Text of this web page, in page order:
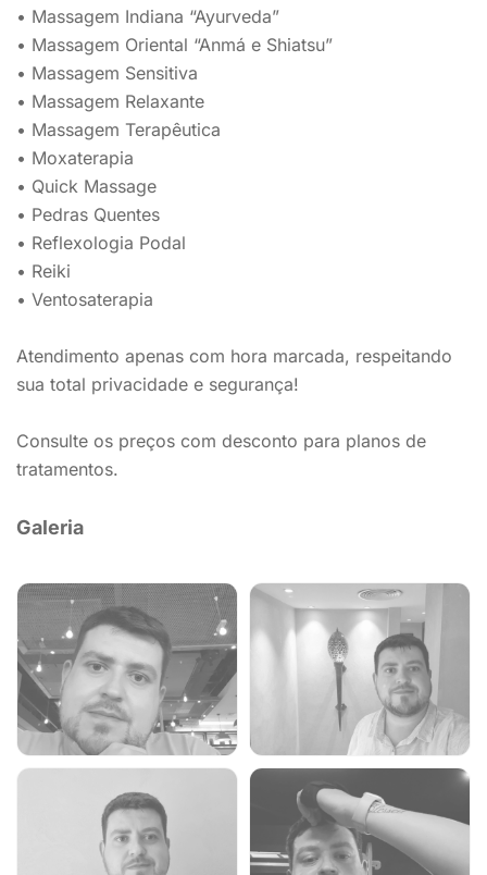
• Massagem Indiana “Ayurveda”
• Massagem Oriental “Anmá e Shiatsu”
• Massagem Sensitiva
• Massagem Relaxante
• Massagem Terapêutica
• Moxaterapia
• Quick Massage
• Pedras Quentes
• Reflexologia Podal
• Reiki
• Ventosaterapia
Atendimento apenas com hora marcada, respeitando
sua total privacidade e segurança!
Consulte os preços com desconto para planos de
tratamentos.
Galeria